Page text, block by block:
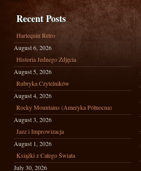
Recent Posts
Harlequin Retro
August 6, 2026
Historia Jednego Zdjęcia
August 5, 2026
Rubryka Czytelników
August 4, 2026
Rocky Mountains (Ameryka Północna)
August 3, 2026
Jazz i Improwizacja
August 1, 2026
Książki z Całego Świata
July 30, 2026